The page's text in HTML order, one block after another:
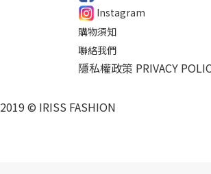
Instagram
購物須知
聯絡我們
隱私權政策 PRIVACY
2019 © IRISS FASHION